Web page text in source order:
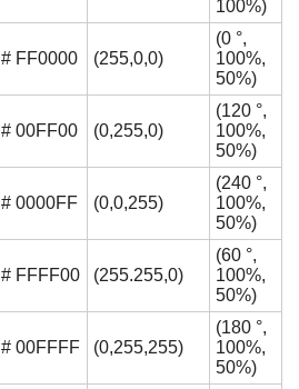
100%)
# FF0000 (255,0,0)
(0 °,
100%,
50%)
# 00FF00 (0,255,0)
(120 °,
100%,
50%)
# 0000FF (0,0,255)
(240 °,
100%,
50%)
# FFFF00 (255.255,0)
(60 °,
100%,
50%)
# 00FFFF (0,255,255)
(180 °,
100%,
50%)